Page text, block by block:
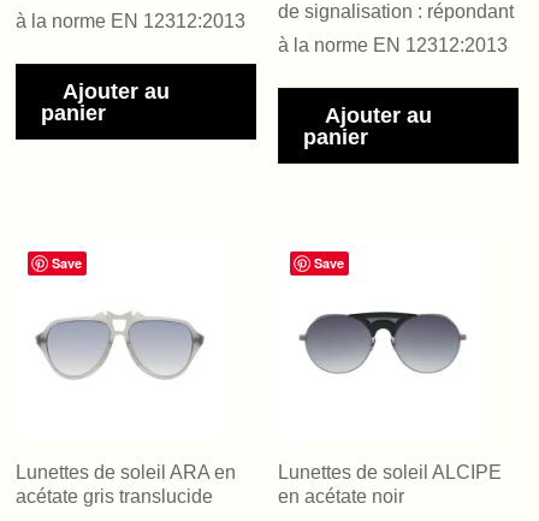
à la norme EN 12312:2013
Ajouter au
panier
de signalisation : répondant
à la norme EN 12312:2013
Ajouter au
panier
Save
Lunettes de soleil ARA en
acétate gris translucide
Save
Lunettes de soleil ALCIPE
en acétate noir